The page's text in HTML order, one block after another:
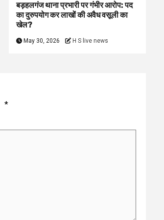
बड़हलगंज थाना प्रभारी पर गंभीर आरोप: पद
का दुरुपयोग कर लाखों की अवैध वसूली का
खेल?
May 30, 2026 H S live news
*